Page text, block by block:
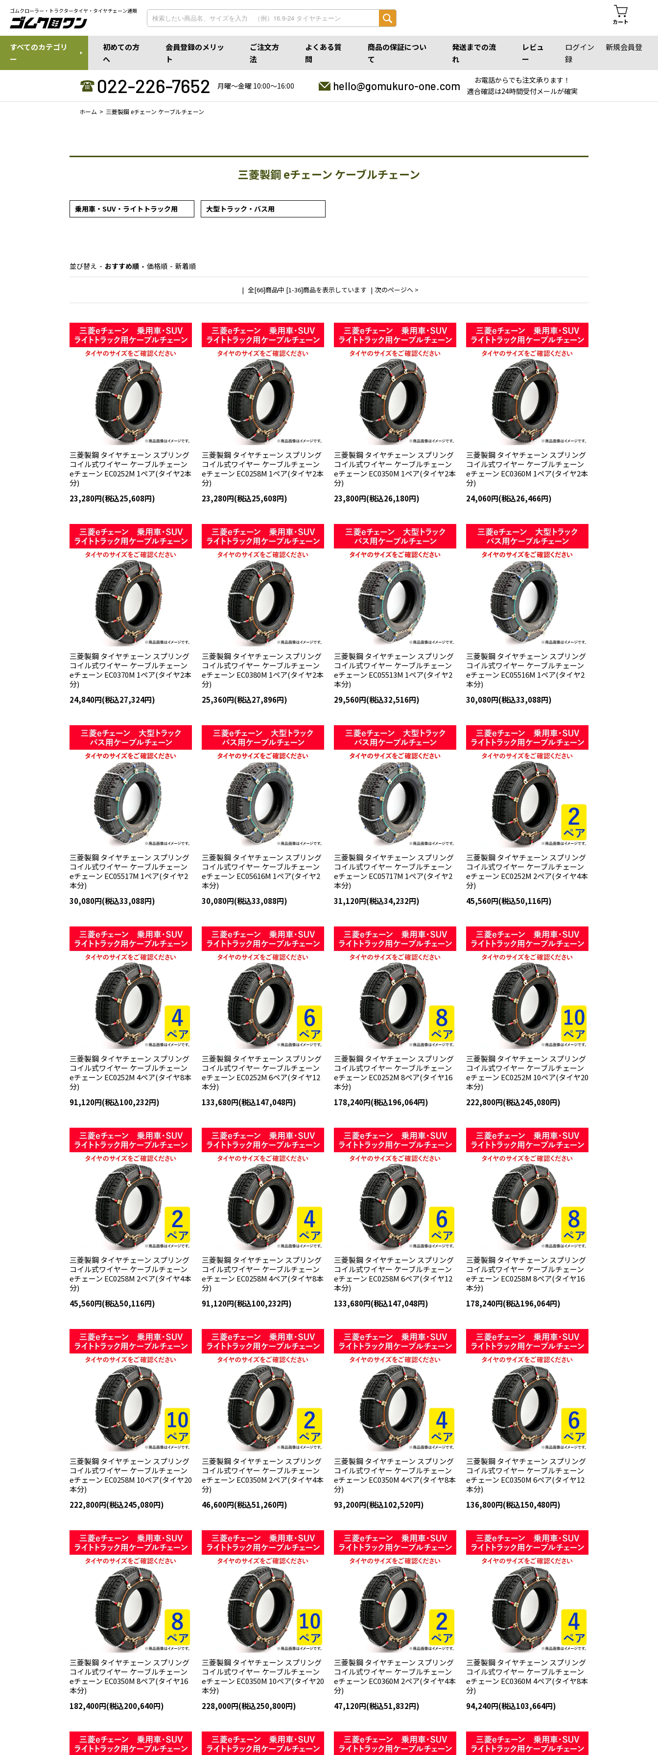
ゴムクローラー・トラクタータイヤ・タイヤチェーン通販
カート
すべてのカテゴリ
ー
初めての方
へ
会員登録のメリッ
ト
ご注文方
法
よくある質
問
商品の保証につい
て
発送までの流
れ
レビュ
ー
ログイン
新規会員登
録
022-226-7652 月曜〜金曜 10:00〜16:00 hello@gomukuro-one.com
お電話からでも注文承ります！
適合確認は24時間受付メールが確実
ホーム 三菱製鋼 eチェーン ケーブルチェーン
三菱製鋼 eチェーン ケーブルチェーン
乗用車・SUV・ライトトラック用 大型トラック・バス用
並び替え おすすめ順 価格順 新着順
全[66]商品中 [1-36]商品を表示しています 次のページへ >
三菱製鋼 タイヤチェーン スプリング
コイル式ワイヤー ケーブルチェーン
eチェーン EC0252M 1ペア(タイヤ2本
分)
23,280円(税込25,608円)
三菱製鋼 タイヤチェーン スプリング
コイル式ワイヤー ケーブルチェーン
eチェーン EC0258M 1ペア(タイヤ2本
分)
23,280円(税込25,608円)
三菱製鋼 タイヤチェーン スプリング
コイル式ワイヤー ケーブルチェーン
eチェーン EC0350M 1ペア(タイヤ2本
分)
23,800円(税込26,180円)
三菱製鋼 タイヤチェーン スプリング
コイル式ワイヤー ケーブルチェーン
eチェーン EC0360M 1ペア(タイヤ2本
分)
24,060円(税込26,466円)
三菱製鋼 タイヤチェーン スプリング
コイル式ワイヤー ケーブルチェーン
eチェーン EC0370M 1ペア(タイヤ2本
分)
24,840円(税込27,324円)
三菱製鋼 タイヤチェーン スプリング
コイル式ワイヤー ケーブルチェーン
eチェーン EC0380M 1ペア(タイヤ2本
分)
25,360円(税込27,896円)
三菱製鋼 タイヤチェーン スプリング
コイル式ワイヤー ケーブルチェーン
eチェーン EC05513M 1ペア(タイヤ2
本分)
29,560円(税込32,516円)
三菱製鋼 タイヤチェーン スプリング
コイル式ワイヤー ケーブルチェーン
eチェーン EC05516M 1ペア(タイヤ2
本分)
30,080円(税込33,088円)
三菱製鋼 タイヤチェーン スプリング
コイル式ワイヤー ケーブルチェーン
eチェーン EC05517M 1ペア(タイヤ2
本分)
30,080円(税込33,088円)
三菱製鋼 タイヤチェーン スプリング
コイル式ワイヤー ケーブルチェーン
eチェーン EC05616M 1ペア(タイヤ2
本分)
30,080円(税込33,088円)
三菱製鋼 タイヤチェーン スプリング
コイル式ワイヤー ケーブルチェーン
eチェーン EC05717M 1ペア(タイヤ2
本分)
31,120円(税込34,232円)
三菱製鋼 タイヤチェーン スプリング
コイル式ワイヤー ケーブルチェーン
eチェーン EC0252M 2ペア(タイヤ4本
分)
45,560円(税込50,116円)
三菱製鋼 タイヤチェーン スプリング
コイル式ワイヤー ケーブルチェーン
eチェーン EC0252M 4ペア(タイヤ8本
分)
91,120円(税込100,232円)
三菱製鋼 タイヤチェーン スプリング
コイル式ワイヤー ケーブルチェーン
eチェーン EC0252M 6ペア(タイヤ12
本分)
133,680円(税込147,048円)
三菱製鋼 タイヤチェーン スプリング
コイル式ワイヤー ケーブルチェーン
eチェーン EC0252M 8ペア(タイヤ16
本分)
178,240円(税込196,064円)
三菱製鋼 タイヤチェーン スプリング
コイル式ワイヤー ケーブルチェーン
eチェーン EC0252M 10ペア(タイヤ20
本分)
222,800円(税込245,080円)
三菱製鋼 タイヤチェーン スプリング
コイル式ワイヤー ケーブルチェーン
eチェーン EC0258M 2ペア(タイヤ4本
分)
45,560円(税込50,116円)
三菱製鋼 タイヤチェーン スプリング
コイル式ワイヤー ケーブルチェーン
eチェーン EC0258M 4ペア(タイヤ8本
分)
91,120円(税込100,232円)
三菱製鋼 タイヤチェーン スプリング
コイル式ワイヤー ケーブルチェーン
eチェーン EC0258M 6ペア(タイヤ12
本分)
133,680円(税込147,048円)
三菱製鋼 タイヤチェーン スプリング
コイル式ワイヤー ケーブルチェーン
eチェーン EC0258M 8ペア(タイヤ16
本分)
178,240円(税込196,064円)
三菱製鋼 タイヤチェーン スプリング
コイル式ワイヤー ケーブルチェーン
eチェーン EC0258M 10ペア(タイヤ20
本分)
222,800円(税込245,080円)
三菱製鋼 タイヤチェーン スプリング
コイル式ワイヤー ケーブルチェーン
eチェーン EC0350M 2ペア(タイヤ4本
分)
46,600円(税込51,260円)
三菱製鋼 タイヤチェーン スプリング
コイル式ワイヤー ケーブルチェーン
eチェーン EC0350M 4ペア(タイヤ8本
分)
93,200円(税込102,520円)
三菱製鋼 タイヤチェーン スプリング
コイル式ワイヤー ケーブルチェーン
eチェーン EC0350M 6ペア(タイヤ12
本分)
136,800円(税込150,480円)
三菱製鋼 タイヤチェーン スプリング
コイル式ワイヤー ケーブルチェーン
eチェーン EC0350M 8ペア(タイヤ16
本分)
182,400円(税込200,640円)
三菱製鋼 タイヤチェーン スプリング
コイル式ワイヤー ケーブルチェーン
eチェーン EC0350M 10ペア(タイヤ20
本分)
228,000円(税込250,800円)
三菱製鋼 タイヤチェーン スプリング
コイル式ワイヤー ケーブルチェーン
eチェーン EC0360M 2ペア(タイヤ4本
分)
47,120円(税込51,832円)
三菱製鋼 タイヤチェーン スプリング
コイル式ワイヤー ケーブルチェーン
eチェーン EC0360M 4ペア(タイヤ8本
分)
94,240円(税込103,664円)